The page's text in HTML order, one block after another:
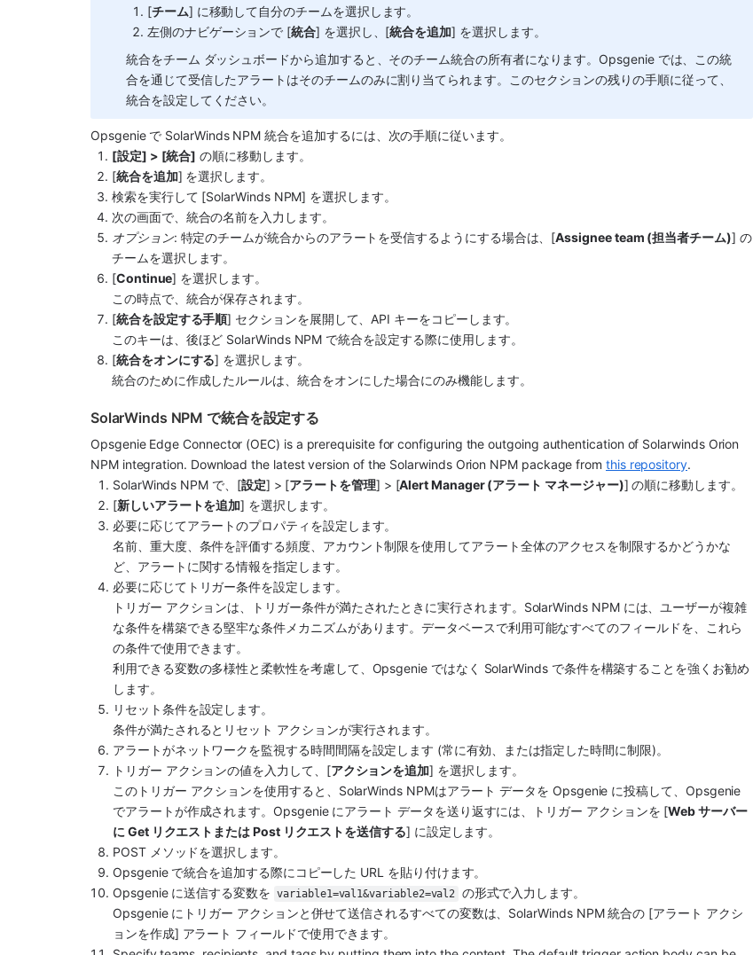
[チーム] に移動して自分のチームを選択します。
左側のナビゲーションで [統合] を選択し、[統合を追加] を選択します。
統合をチーム ダッシュボードから追加すると、そのチーム統合の所有者になります。Opsgenie では、この統
合を通じて受信したアラートはそのチームのみに割り当てられます。このセクションの残りの手順に従って、
統合を設定してください。
Opsgenie で SolarWinds NPM 統合を追加するには、次の手順に従います。
[設定] > [統合] の順に移動します。
[統合を追加] を選択します。
検索を実行して [SolarWinds NPM] を選択します。
次の画面で、統合の名前を入力します。
オプション: 特定のチームが統合からのアラートを受信するようにする場合は、[Assignee team (担当者チーム)] の
チームを選択します。
[Continue] を選択します。
この時点で、統合が保存されます。
[統合を設定する手順] セクションを展開して、API キーをコピーします。
このキーは、後ほど SolarWinds NPM で統合を設定する際に使用します。
[統合をオンにする] を選択します。
統合のために作成したルールは、統合をオンにした場合にのみ機能します。
SolarWinds NPM で統合を設定する
Opsgenie Edge Connector (OEC) is a prerequisite for configuring the outgoing authentication of Solarwinds Orion
NPM integration. Download the latest version of the Solarwinds Orion NPM package from this repository.
SolarWinds NPM で、[設定] > [アラートを管理] > [Alert Manager (アラート マネージャー)] の順に移動します。
[新しいアラートを追加] を選択します。
必要に応じてアラートのプロパティを設定します。
名前、重大度、条件を評価する頻度、アカウント制限を使用してアラート全体のアクセスを制限するかどうかな
ど、アラートに関する情報を指定します。
必要に応じてトリガー条件を設定します。
トリガー アクションは、トリガー条件が満たされたときに実行されます。 SolarWinds NPM には、ユーザーが複雑
な条件を構築できる堅牢な条件メカニズムがあります。データベースで利用可能なすべてのフィールドを、これら
の条件で使用できます。
利用できる変数の多様性と柔軟性を考慮して、 Opsgenie ではなく SolarWinds で条件を構築することを強くお勧め
します。
リセット条件を設定します。
条件が満たされるとリセット アクションが実行されます。
アラートがネットワークを監視する時間間隔を設定します (常に有効、または指定した時間に制限)。
トリガー アクションの値を入力して、[アクションを追加] を選択します。
このトリガー アクションを使用すると、 SolarWinds NPMはアラート データを Opsgenie に投稿して、 Opsgenie
でアラートが作成されます。 Opsgenie にアラート データを送り返すには、トリガー アクションを [Web サーバー
に Get リクエストまたは Post リクエストを送信する] に設定します。
POST メソッドを選択します。
Opsgenie で統合を追加する際にコピーした URL を貼り付けます。
Opsgenie に送信する変数を variable1=val1&variable2=val2 の形式で入力します。
Opsgenie にトリガー アクションと併せて送信されるすべての変数は、 SolarWinds NPM 統合の [アラート アクシ
ョンを作成] アラート フィールドで使用できます。